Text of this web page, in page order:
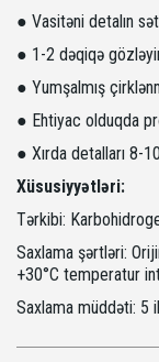
● Vasitəni detalın
● 1-2 dəqiqə
● Yumşalmış
● Ehtiyac olduqda
● Xırda detalları 8-
Xüsusiyyətləri:
Tərkibi:
Saxlama şərtləri:
+30°С temperatur
Saxlama müddəti: 5 il